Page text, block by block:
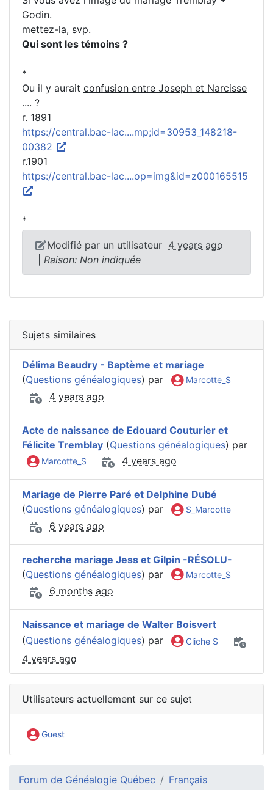
Godin.
mettez-la, svp.
Qui sont les témoins ?
*
Ou il y aurait confusion entre Joseph et Narcisse
.... ?
r. 1891
https://central.bac-lac....mp;id=30953_148218-
00382
r.1901
https://central.bac-lac....op=img&id=z000165515
*
Modifié par un utilisateur 4 years ago
Raison: Non indiquée
Sujets similaires
Délima Beaudry - Baptème et mariage
(Questions généalogiques) par Marcotte_S
4 years ago
Acte de naissance de Edouard Couturier et
Félicite Tremblay (Questions généalogiques) par
Marcotte_S 4 years ago
Mariage de Pierre Paré et Delphine Dubé
(Questions généalogiques) par S_Marcotte
6 years ago
recherche mariage Jess et Gilpin -RÉSOLU-
(Questions généalogiques) par Marcotte_S
6 months ago
Naissance et mariage de Walter Boisvert
(Questions généalogiques) par Cliche S
4 years ago
Utilisateurs actuellement sur ce sujet
Guest
Forum de Généalogie Québec
Français